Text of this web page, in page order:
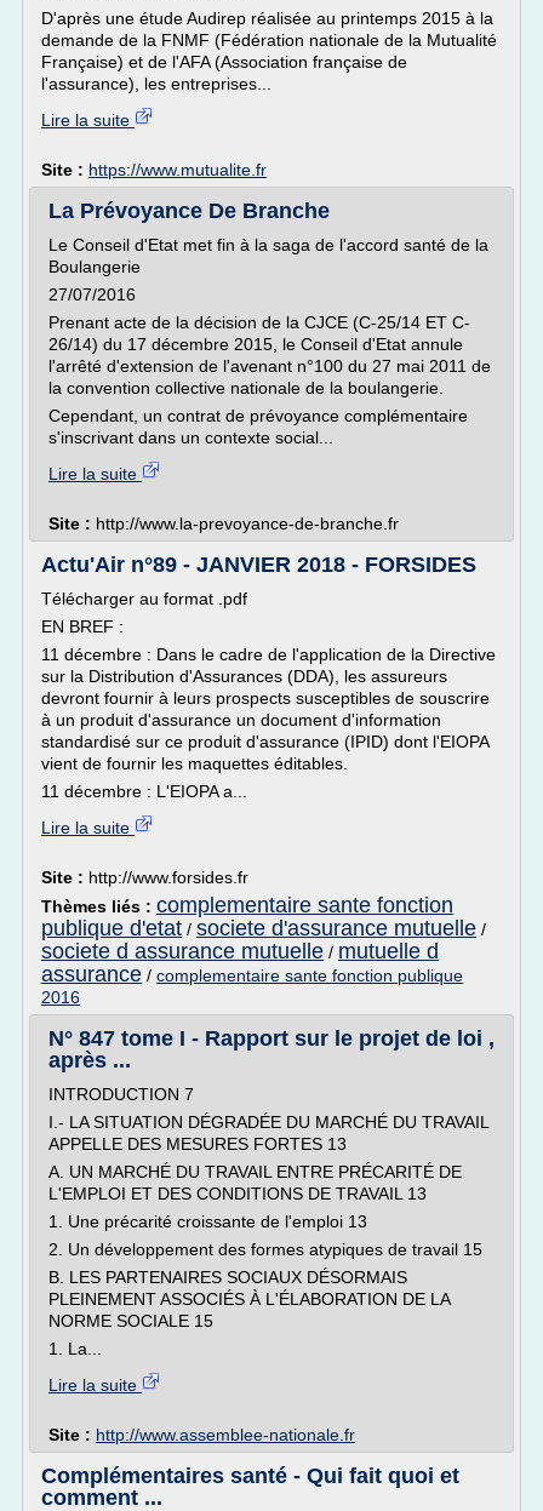
D'après une étude Audirep réalisée au printemps 2015 à la
demande de la FNMF (Fédération nationale de la Mutualité
Française) et de l'AFA (Association française de
l'assurance), les entreprises...
Lire la suite
Site : https://www.mutualite.fr
La Prévoyance De Branche
Le Conseil d'Etat met fin à la saga de l'accord santé de la
Boulangerie
27/07/2016
Prenant acte de la décision de la CJCE (C-25/14 ET C-
26/14) du 17 décembre 2015, le Conseil d'Etat annule
l'arrêté d'extension de l'avenant n°100 du 27 mai 2011 de
la convention collective nationale de la boulangerie.
Cependant, un contrat de prévoyance complémentaire
s'inscrivant dans un contexte social...
Lire la suite
Site : http://www.la-prevoyance-de-branche.fr
Actu'Air n°89 - JANVIER 2018 - FORSIDES
Télécharger au format .pdf
EN BREF :
11 décembre : Dans le cadre de l'application de la Directive
sur la Distribution d'Assurances (DDA), les assureurs
devront fournir à leurs prospects susceptibles de souscrire
à un produit d'assurance un document d'information
standardisé sur ce produit d'assurance (IPID) dont l'EIOPA
vient de fournir les maquettes éditables.
11 décembre : L'EIOPA a...
Lire la suite
Site : http://www.forsides.fr
Thèmes liés : complementaire sante fonction
publique d'etat / societe d'assurance mutuelle /
societe d assurance mutuelle / mutuelle d
assurance / complementaire sante fonction publique
2016
N° 847 tome I - Rapport sur le projet de loi ,
après ...
INTRODUCTION 7
I.- LA SITUATION DÉGRADÉE DU MARCHÉ DU TRAVAIL
APPELLE DES MESURES FORTES 13
A. UN MARCHÉ DU TRAVAIL ENTRE PRÉCARITÉ DE
L'EMPLOI ET DES CONDITIONS DE TRAVAIL 13
1. Une précarité croissante de l'emploi 13
2. Un développement des formes atypiques de travail 15
B. LES PARTENAIRES SOCIAUX DÉSORMAIS
PLEINEMENT ASSOCIÉS À L'ÉLABORATION DE LA
NORME SOCIALE 15
1. La...
Lire la suite
Site : http://www.assemblee-nationale.fr
Complémentaires santé - Qui fait quoi et
comment ...